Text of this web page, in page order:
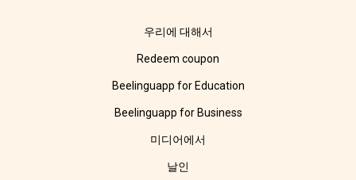
우리에 대해서
Redeem coupon
Beelinguapp for Education
Beelinguapp for Business
미디어에서
날인